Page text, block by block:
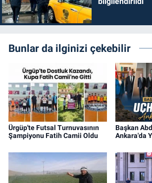
Bunlar da ilginizi çekebilir
Ürgüp'te Futsal Turnuvasının
Şampiyonu Fatih Camii Oldu
Başkan
Ankara'da